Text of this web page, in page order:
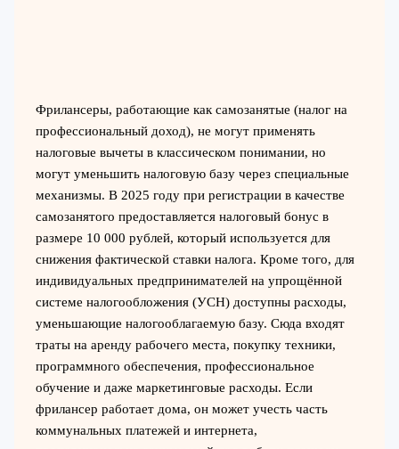
Фрилансеры, работающие как самозанятые (налог на
профессиональный доход), не могут применять
налоговые вычеты в классическом понимании, но
могут уменьшить налоговую базу через специальные
механизмы. В 2025 году при регистрации в качестве
самозанятого предоставляется налоговый бонус в
размере 10 000 рублей, который используется для
снижения фактической ставки налога. Кроме того, для
индивидуальных предпринимателей на упрощённой
системе налогообложения (УСН) доступны расходы,
уменьшающие налогооблагаемую базу. Сюда входят
траты на аренду рабочего места, покупку техники,
программного обеспечения, профессиональное
обучение и даже маркетинговые расходы. Если
фрилансер работает дома, он может учесть часть
коммунальных платежей и интернета,